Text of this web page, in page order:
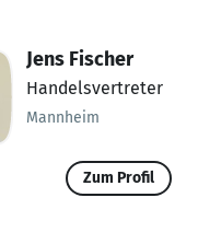
Jens Fischer
Handelsvertreter
Mannheim
Zum Profil